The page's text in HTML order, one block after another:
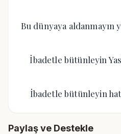
Bu dünyaya aldanmayın
İbadetle bütünleyin
İbadetle bütünleyin
Paylaş ve Destekle